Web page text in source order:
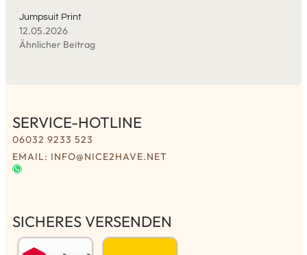
Jumpsuit Print
12.05.2026
Ähnlicher Beitrag
SERVICE-HOTLINE
06032 9233 523
EMAIL: INFO@NICE2HAVE.NET
SICHERES VERSENDEN